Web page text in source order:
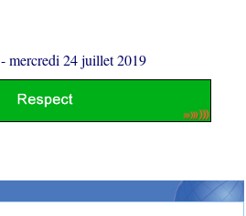
-mercredi 24 juillet 2019